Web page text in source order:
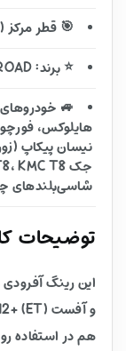
🎯 قطر مرکز (CB): 106.1 میلی‌متر
⭐ برند: FUEL OFF-ROAD
🚙 خودروهای
نیسان پیکاپ
شاسی‌بلندهای
توضیحات
هم در استفاده